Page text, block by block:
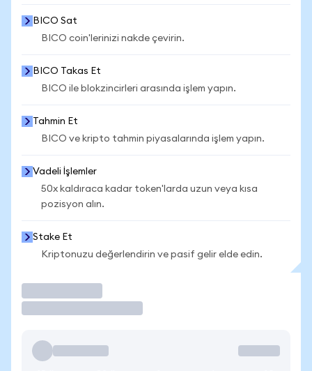
BICO Sat
BICO coin'lerinizi nakde çevirin.
BICO Takas Et
BICO ile blokzincirleri arasında işlem yapın.
Tahmin Et
BICO ve kripto tahmin piyasalarında işlem yapın.
Vadeli İşlemler
50x kaldıraca kadar token'larda uzun veya kısa
pozisyon alın.
Stake Et
Kriptonuzu değerlendirin ve pasif gelir elde edin.